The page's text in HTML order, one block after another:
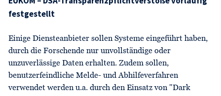
festgestellt
Einige Diensteanbieter sollen Systeme eingeführt haben,
durch die Forschende nur unvollständige oder
unzuverlässige Daten erhalten. Zudem sollen,
benutzerfeindliche Melde- und Abhilfeverfahren
verwendet werden u.a. durch den Einsatz von "Dark